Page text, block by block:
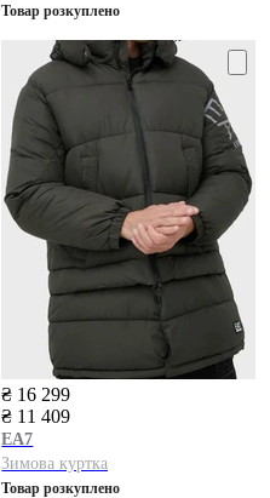
Товар розкуплено
₴ 16 299
₴ 11 409
EA7
Зимова куртка
Товар розкуплено